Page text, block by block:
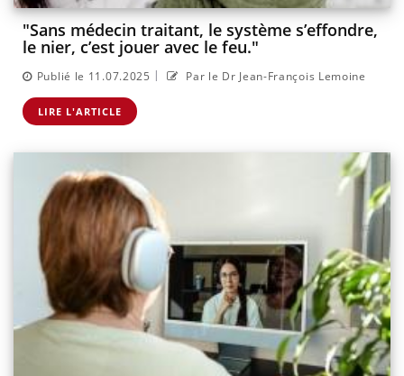
"Sans médecin traitant, le système s’effondre,
le nier, c’est jouer avec le feu."
Publié le 11.07.2025 | Par le Dr Jean-François Lemoine
LIRE L'ARTICLE